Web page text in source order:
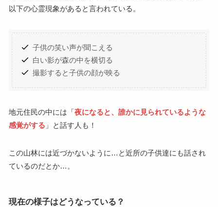
以下の心霊現象があると言われている。
子供の笑い声が聞こえる
白い影が森の中を横切る
撮影すると子供の顔が映る
地元住民の中には「夜になると、誰かに見られているような
感覚がする 」と話す人も！
この山林には近づかないように…と近所の子供達にも話され
ているのだとか…。
現在の様子はどうなっている？